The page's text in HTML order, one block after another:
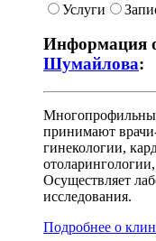
Услуги
Информация
Шумайлова:
принимают
гинекологии,
Осуществляет
исследования.
Подробнее о